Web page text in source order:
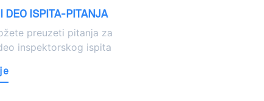
DEO ISPITA-PITANJA
preuzeti pitanja za
inspektorskog ispita